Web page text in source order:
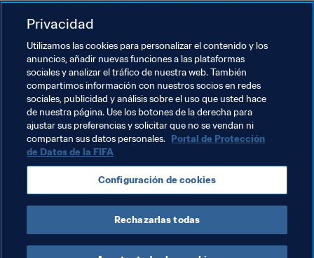
“Creo que tenemos buenas opciones de pasar a la
dificultades por delante, por supuesto. En este nivel no
existe margen de error”, concluye.
Temas relacionados
Copa Mundial de la FIFA Catar 2022™ AFC
Privacidad
Utilizamos las cookies para personalizar el contenido y los
anuncios, añadir nuevas funciones a las plataformas
sociales y analizar el tráfico de nuestra web. También
compartimos información con nuestros socios en redes
sociales, publicidad y análisis sobre el uso que usted hace
de nuestra página. Use los botones de la derecha para
ajustar sus preferencias y solicitar que no se vendan ni
compartan sus datos personales. Portal de Protección
de Datos de la FIFA
Configuración de cookies
Rechazarlas todas